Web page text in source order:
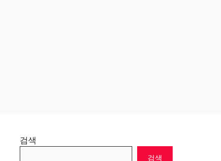
검색
검색